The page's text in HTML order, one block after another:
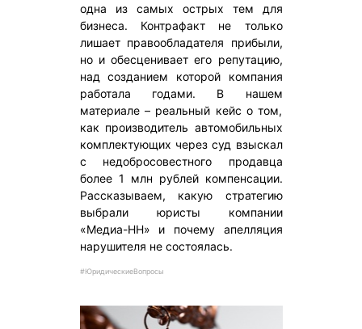
одна из самых острых тем для
бизнеса. Контрафакт не только
лишает правообладателя прибыли,
но и обесценивает его репутацию,
над созданием которой компания
работала годами. В нашем
материале – реальный кейс о том,
как производитель автомобильных
комплектующих через суд взыскал
с недобросовестного продавца
более 1 млн рублей компенсации.
Рассказываем, какую стратегию
выбрали юристы компании
«Медиа-НН» и почему апелляция
нарушителя не состоялась.
#ЮридическиеВопросы